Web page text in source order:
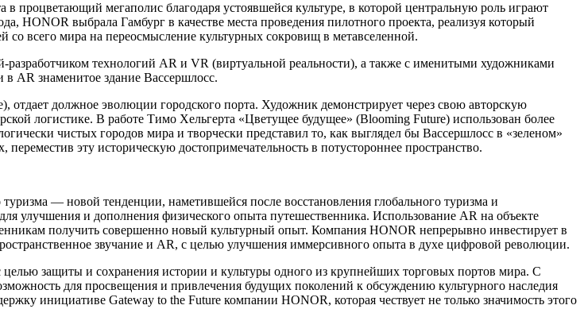
процветающий мегаполис благодаря устоявшейся культуре, в которой центральную роль играют
HONOR выбрала Гамбург в качестве места проведения пилотного проекта, реализуя который
всего мира на переосмысление культурных сокровищ в метавселенной.
технологий AR и VR (виртуальной реальности), а также с именитыми художниками
AR знаменитое здание Вассершлосс.
должное эволюции городского порта. Художник демонстрирует через свою авторскую
логистике. В работе Тимо Хельгерта «Цветущее будущее» (Blooming Future) использован более
чистых городов мира и творчески представил то, как выглядел бы Вассершлосс в «зеленом»
эту историческую достопримечательность в потустороннее пространство.
— новой тенденции, наметившейся после восстановления глобального туризма и
улучшения и дополнения физического опыта путешественника. Использование AR на объекте
получить совершенно новый культурный опыт. Компания HONOR непрерывно инвестирует в
звучание и AR, с целью улучшения иммерсивного опыта в духе цифровой революции.
защиты и сохранения истории и культуры одного из крупнейших торговых портов мира. С
для просвещения и привлечения будущих поколений к обсуждению культурного наследия
инициативе Gateway to the Future компании HONOR, которая чествует не только значимость этого